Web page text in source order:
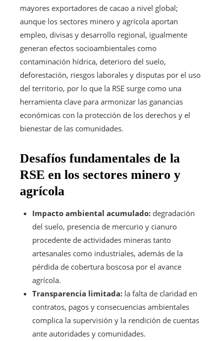
mayores exportadores de cacao a nivel global;
aunque los sectores minero y agrícola aportan
empleo, divisas y desarrollo regional, igualmente
generan efectos socioambientales como
contaminación hídrica, deterioro del suelo,
deforestación, riesgos laborales y disputas por el uso
del territorio, por lo que la RSE surge como una
herramienta clave para armonizar las ganancias
económicas con la protección de los derechos y el
bienestar de las comunidades.
Desafíos fundamentales de la
RSE en los sectores minero y
agrícola
Impacto ambiental acumulado: degradación
del suelo, presencia de mercurio y cianuro
procedente de actividades mineras tanto
artesanales como industriales, además de la
pérdida de cobertura boscosa por el avance
agrícola.
Transparencia limitada: la falta de claridad en
contratos, pagos y consecuencias ambientales
complica la supervisión y la rendición de cuentas
ante autoridades y comunidades.